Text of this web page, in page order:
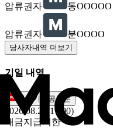
압류권자 동OOOOO
압류권자 분OOOO
당사자내역 더보기
기일 내역
매각기일공고문
2026.08.27(17:00)
대금지급기한